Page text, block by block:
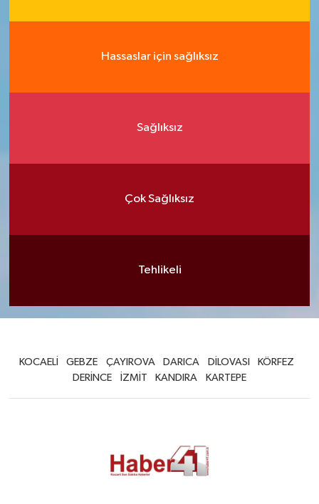
Hassaslar için sağlıksız
Sağlıksız
Çok Sağlıksız
Tehlikeli
KOCAELİ GEBZE ÇAYIROVA DARICA DİLOVASI
KÖRFEZ
DERİNCE
İZMİT KANDIRA KARTEPE